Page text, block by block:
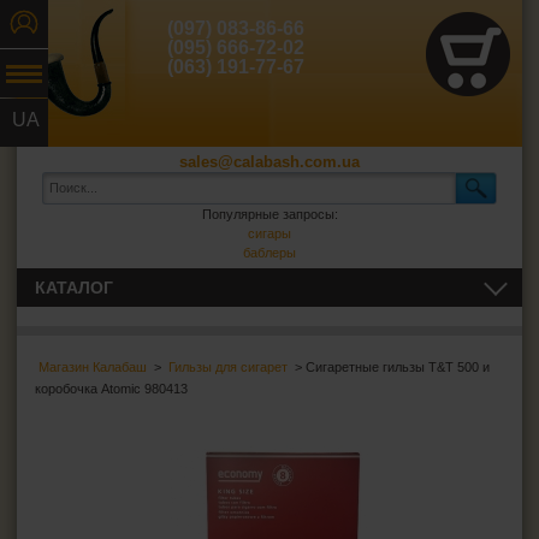
UA
(097) 083-86-66
(095) 666-72-02
(063) 191-77-67
sales@calabash.com.ua
Популярные запросы:
сигары
баблеры
Магазин Калабаш > Гильзы для сигарет > Сигаретные гильзы T&T 500 и
коробочка Atomic 980413
КАТАЛОГ
СИГАРЫ, СИГАРИЛЛЫ И ВСЁ ДЛЯ НИХ